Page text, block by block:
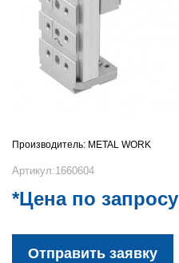
Производитель: METAL WORK
Артикул:1660604
*Цена по запросу
Отправить заявку